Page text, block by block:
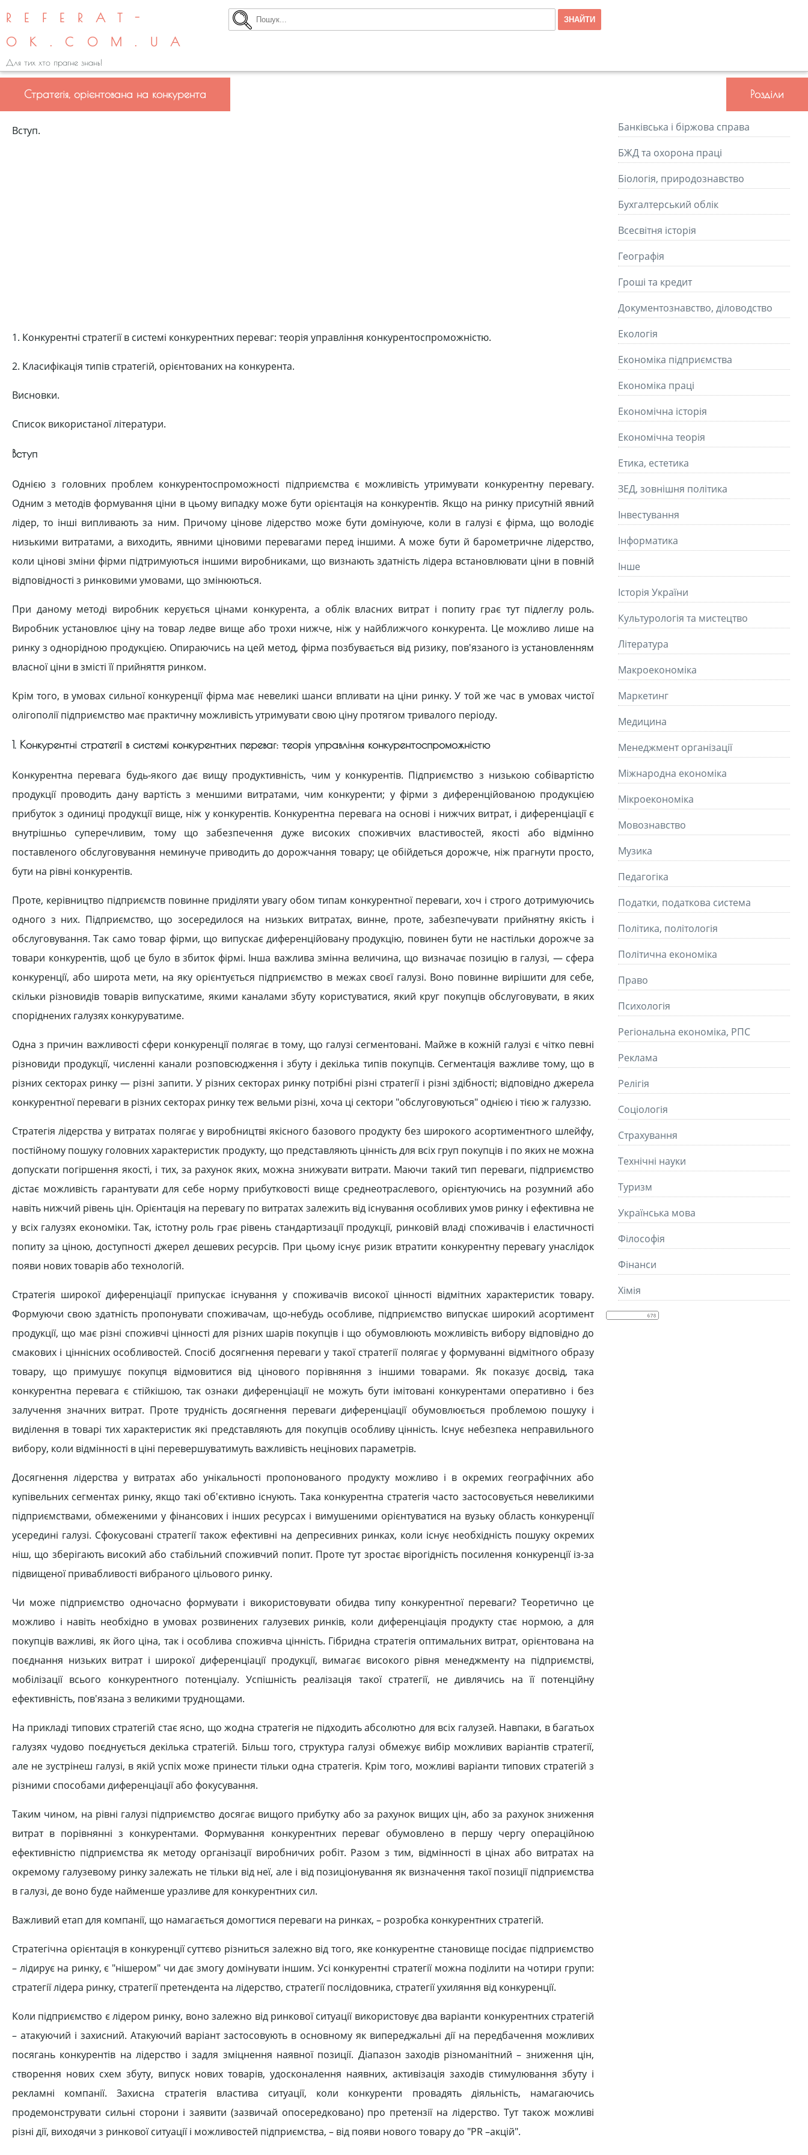
REFERAT-
OK.COM.UA
Для тих хто прагне знань!
Стратегія, орієнтована на конкурента
Вступ.
1. Конкурентні стратегії в системі конкурентних переваг: теорія управління конкурентоспроможністю.
2. Класифікація типів стратегій, орієнтованих на конкурента.
Висновки.
Список використаної літератури.
Вступ
Однією з головних проблем конкурентоспроможності підприємства є можливість утримувати конкурентну перевагу.
Одним з методів формування ціни в цьому випадку може бути орієнтація на конкурентів. Якщо на ринку присутній явний
лідер, то інші випливають за ним. Причому цінове лідерство може бути домінуюче, коли в галузі є фірма, що володіє
низькими витратами, а виходить, явними ціновими перевагами перед іншими. А може бути й барометричне лідерство,
коли цінові зміни фірми підтримуються іншими виробниками, що визнають здатність лідера встановлювати ціни в повній
відповідності з ринковими умовами, що змінюються.
При даному методі виробник керується цінами конкурента, а облік власних витрат і попиту грає тут підлеглу роль.
Виробник установлює ціну на товар ледве вище або трохи нижче, ніж у найближчого конкурента. Це можливо лише на
ринку з однорідною продукцією. Опираючись на цей метод, фірма позбувається від ризику, пов'язаного із установленням
власної ціни в змісті її прийняття ринком.
Крім того, в умовах сильної конкуренції фірма має невеликі шанси впливати на ціни ринку. У той же час в умовах чистої
олігополії підприємство має практичну можливість утримувати свою ціну протягом тривалого періоду.
1. Конкурентні стратегії в системі конкурентних переваг: теорія управління конкурентоспроможністю
Конкурентна перевага будь-якого дає вищу продуктивність, чим у конкурентів. Підприємство з низькою собівартістю
продукції проводить дану вартість з меншими витратами, чим конкуренти; у фірми з диференційованою продукцією
прибуток з одиниці продукції вище, ніж у конкурентів. Конкурентна перевага на основі і нижчих витрат, і диференціації є
внутрішньо суперечливим, тому що забезпечення дуже високих споживчих властивостей, якості або відмінно
поставленого обслуговування неминуче приводить до дорожчання товару; це обійдеться дорожче, ніж прагнути просто,
бути на рівні конкурентів.
Проте, керівництво підприємств повинне приділяти увагу обом типам конкурентної переваги, хоч і строго дотримуючись
одного з них. Підприємство, що зосередилося на низьких витратах, винне, проте, забезпечувати прийнятну якість і
обслуговування. Так само товар фірми, що випускає диференційовану продукцію, повинен бути не настільки дорожче за
товари конкурентів, щоб це було в збиток фірмі. Інша важлива змінна величина, що визначає позицію в галузі, — сфера
конкуренції, або широта мети, на яку орієнтується підприємство в межах своєї галузі. Воно повинне вирішити для себе,
скільки різновидів товарів випускатиме, якими каналами збуту користуватися, який круг покупців обслуговувати, в яких
споріднених галузях конкуруватиме.
Одна з причин важливості сфери конкуренції полягає в тому, що галузі сегментовані. Майже в кожній галузі є чітко певні
різновиди продукції, численні канали розповсюдження і збуту і декілька типів покупців. Сегментація важливе тому, що в
різних секторах ринку — різні запити. У різних секторах ринку потрібні різні стратегії і різні здібності; відповідно джерела
конкурентної переваги в різних секторах ринку теж вельми різні, хоча ці сектори "обслуговуються" однією і тією ж галуззю.
Стратегія лідерства у витратах полягає у виробництві якісного базового продукту без широкого асортиментного шлейфу,
постійному пошуку головних характеристик продукту, що представляють цінність для всіх груп покупців і по яких не можна
допускати погіршення якості, і тих, за рахунок яких, можна знижувати витрати. Маючи такий тип переваги, підприємство
дістає можливість гарантувати для себе норму прибутковості вище среднеотраслевого, орієнтуючись на розумний або
навіть нижчий рівень цін. Орієнтація на перевагу по витратах залежить від існування особливих умов ринку і ефективна не
у всіх галузях економіки. Так, істотну роль грає рівень стандартизації продукції, ринковій владі споживачів і еластичності
попиту за ціною, доступності джерел дешевих ресурсів. При цьому існує ризик втратити конкурентну перевагу унаслідок
появи нових товарів або технологій.
Стратегія широкої диференціації припускає існування у споживачів високої цінності відмітних характеристик товару.
Формуючи свою здатність пропонувати споживачам, що-небудь особливе, підприємство випускає широкий асортимент
продукції, що має різні споживчі цінності для різних шарів покупців і що обумовлюють можливість вибору відповідно до
смакових і ціннісних особливостей. Спосіб досягнення переваги у такої стратегії полягає у формуванні відмітного образу
товару, що примушує покупця відмовитися від цінового порівняння з іншими товарами. Як показує досвід, така
конкурентна перевага є стійкішою, так ознаки диференціації не можуть бути імітовані конкурентами оперативно і без
залучення значних витрат. Проте трудність досягнення переваги диференціації обумовлюється проблемою пошуку і
виділення в товарі тих характеристик які представляють для покупців особливу цінність. Існує небезпека неправильного
вибору, коли відмінності в ціні перевершуватимуть важливість нецінових параметрів.
Досягнення лідерства у витратах або унікальності пропонованого продукту можливо і в окремих географічних або
купівельних сегментах ринку, якщо такі об'єктивно існують. Така конкурентна стратегія часто застосовується невеликими
підприємствами, обмеженими у фінансових і інших ресурсах і вимушеними орієнтуватися на вузьку область конкуренції
усередині галузі. Сфокусовані стратегії також ефективні на депресивних ринках, коли існує необхідність пошуку окремих
ніш, що зберігають високий або стабільний споживчий попит. Проте тут зростає вірогідність посилення конкуренції із-за
підвищеної привабливості вибраного цільового ринку.
Чи може підприємство одночасно формувати і використовувати обидва типу конкурентної переваги? Теоретично це
можливо і навіть необхідно в умовах розвинених галузевих ринків, коли диференціація продукту стає нормою, а для
покупців важливі, як його ціна, так і особлива споживча цінність. Гібридна стратегія оптимальних витрат, орієнтована на
поєднання низьких витрат і широкої диференціації продукції, вимагає високого рівня менеджменту на підприємстві,
мобілізації всього конкурентного потенціалу. Успішність реалізація такої стратегії, не дивлячись на її потенційну
ефективність, пов'язана з великими труднощами.
На прикладі типових стратегій стає ясно, що жодна стратегія не підходить абсолютно для всіх галузей. Навпаки, в багатьох
галузях чудово поєднується декілька стратегій. Більш того, структура галузі обмежує вибір можливих варіантів стратегії,
але не зустрінеш галузі, в якій успіх може принести тільки одна стратегія. Крім того, можливі варіанти типових стратегій з
різними способами диференціації або фокусування.
Таким чином, на рівні галузі підприємство досягає вищого прибутку або за рахунок вищих цін, або за рахунок зниження
витрат в порівнянні з конкурентами. Формування конкурентних переваг обумовлено в першу чергу операційною
ефективністю підприємства як методу організації виробничих робіт. Разом з тим, відмінності в цінах або витратах на
окремому галузевому ринку залежать не тільки від неї, але і від позиціонування як визначення такої позиції підприємства
в галузі, де воно буде найменше уразливе для конкурентних сил.
Важливий етап для компанії, що намагається домогтися переваги на ринках, – розробка конкурентних стратегій.
Стратегічна орієнтація в конкуренції суттєво різниться залежно від того, яке конкурентне становище посідає підприємство
– лідирує на ринку, є "нішером" чи дає змогу домінувати іншим. Усі конкурентні стратегії можна поділити на чотири групи:
стратегії лідера ринку, стратегії претендента на лідерство, стратегії послідовника, стратегії ухиляння від конкуренції.
Коли підприємство є лідером ринку, воно залежно від ринкової ситуації використовує два варіанти конкурентних стратегій
– атакуючий і захисний. Атакуючий варіант застосовують в основному як випереджальні дії на передбачення можливих
посягань конкурентів на лідерство і задля зміцнення наявної позиції. Діапазон заходів різноманітний – зниження цін,
створення нових схем збуту, випуск нових товарів, удосконалення наявних, активізація заходів стимулювання збуту і
рекламні компанії. Захисна стратегія властива ситуації, коли конкуренти провадять діяльність, намагаючись
продемонструвати сильні сторони і заявити (зазвичай опосередковано) про претензії на лідерство. Тут також можливі
різні дії, виходячи з ринкової ситуації і можливостей підприємства, – від появи нового товару до "PR –акцій".
Розділи
Банківська і біржова справа
БЖД та охорона праці
Біологія, природознавство
Бухгалтерський облік
Всесвітня історія
Географія
Гроші та кредит
Документознавство, діловодство
Екологія
Економіка підприємства
Економіка праці
Економічна історія
Економічна теорія
Етика, естетика
ЗЕД, зовнішня політика
Інвестування
Інформатика
Інше
Історія України
Культурологія та мистецтво
Літературa
Макроекономіка
Маркетинг
Медицина
Менеджмент організації
Міжнародна економіка
Мікроекономіка
Мовознавство
Музика
Педагогіка
Податки, податкова система
Політика, політологія
Політична економіка
Право
Психологія
Регіональна економіка, РПС
Реклама
Релігія
Соціологія
Страхування
Технічні науки
Туризм
Українська мова
Філософія
Фінанси
Хімія